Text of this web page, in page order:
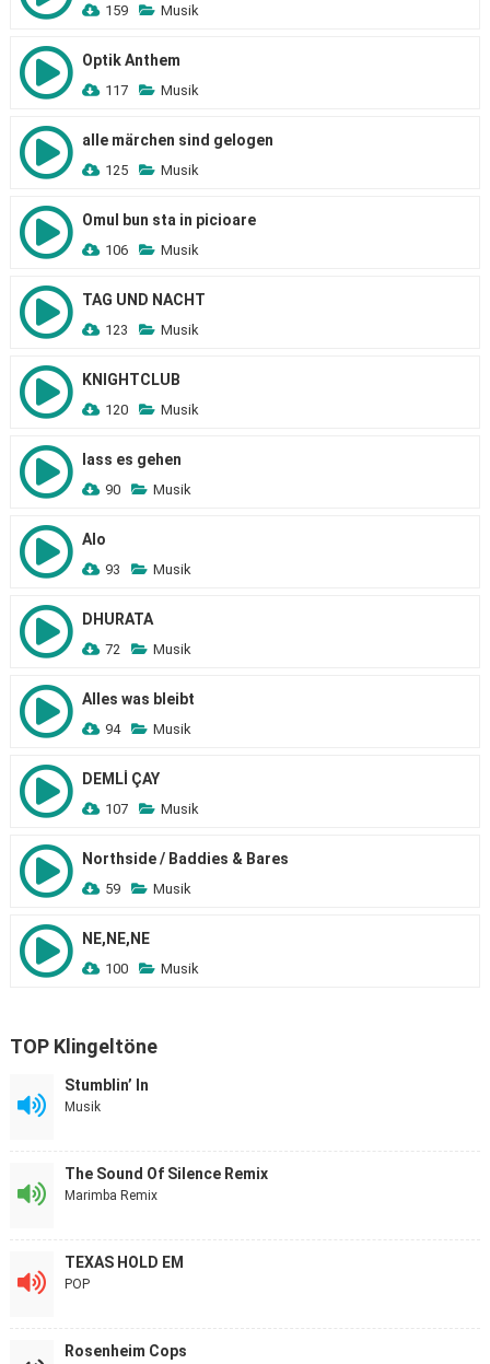
159 Musik
Optik Anthem
117 Musik
alle märchen sind gelogen
125 Musik
Omul bun sta in picioare
106 Musik
TAG UND NACHT
123 Musik
KNIGHTCLUB
120 Musik
lass es gehen
90 Musik
Alo
93 Musik
DHURATA
72 Musik
Alles was bleibt
94 Musik
DEMLİ ÇAY
107 Musik
Northside / Baddies & Bares
59 Musik
NE,NE,NE
100 Musik
TOP Klingeltöne
Stumblin’ In
Musik
The Sound Of Silence Remix
Marimba Remix
TEXAS HOLD EM
POP
Rosenheim Cops